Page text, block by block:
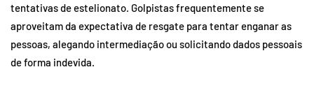
tentativas de estelionato. Golpistas frequentemente se
aproveitam da expectativa de resgate para tentar enganar as
pessoas, alegando intermediação ou solicitando dados pessoais
de forma indevida.